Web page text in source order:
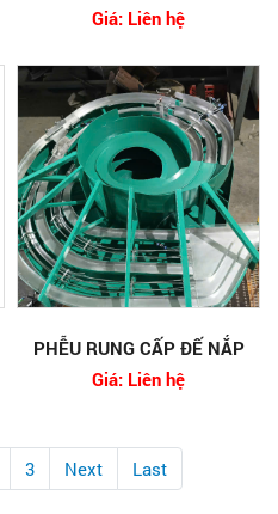
Giá: Liên hệ
PHỄU RUNG CẤP ĐẾ NẮP
Giá: Liên hệ
3 Next Last